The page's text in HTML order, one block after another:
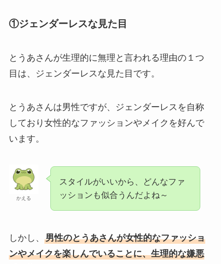
①ジェンダーレスな見た目
とうあさんが生理的に無理と言われる理由の１つ
目は、ジェンダーレスな見た目です。
とうあさんは男性ですが、ジェンダーレスを自称
しており女性的なファッションやメイクを好んで
います。
かえる
スタイルがいいから、どんなファ
ッションも似合うんだよね～
しかし、 男性のとうあさんが女性的なファッショ
ンやメイクを楽しんでいることに、生理的な嫌悪